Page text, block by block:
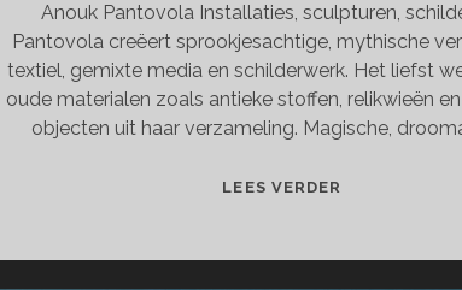
Anouk Pantovola Installaties, sculpturen,
Pantovola creëert sprookjesachtige, mythische
textiel, gemixte media en schilderwerk. Het liefst
oude materialen zoals antieke stoffen, relikwieën
objecten uit haar verzameling. Magische,
LEES VERDER